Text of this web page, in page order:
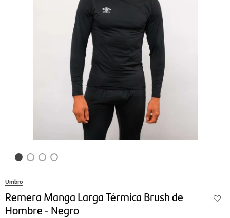
Umbro
Remera Manga Larga Térmica Brush de
Hombre - Negro